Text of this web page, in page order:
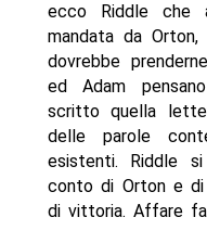
ecco Riddle che
mandata da
dovrebbe
ed Adam
scritto quella
delle parole
esistenti. Riddle
conto di Orton e
di vittoria. Affare